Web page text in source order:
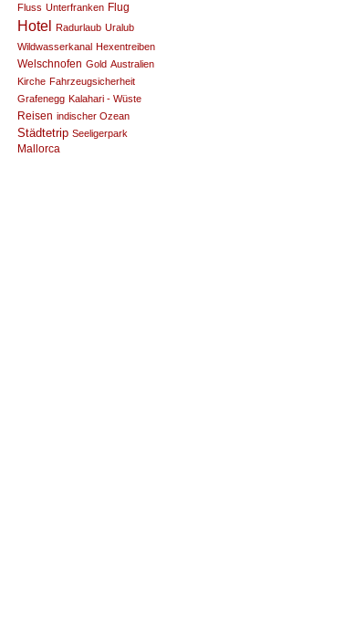
Fluss Unterfranken Flug
Hotel Radurlaub Uralub
Wildwasserkanal Hexentreiben
Welschnofen Gold Australien
Kirche Fahrzeugsicherheit
Grafenegg Kalahari - Wüste
Reisen indischer Ozean
Städtetrip Seeligerpark
Mallorca